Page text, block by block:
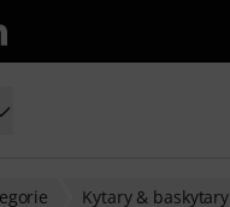
Kytary & baskytary